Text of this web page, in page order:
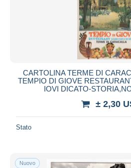
CARTOLINA TERME DI
TEMPIO DI GIOVE
IOVI DICATO-
± 2,30
Stato
Nuovo